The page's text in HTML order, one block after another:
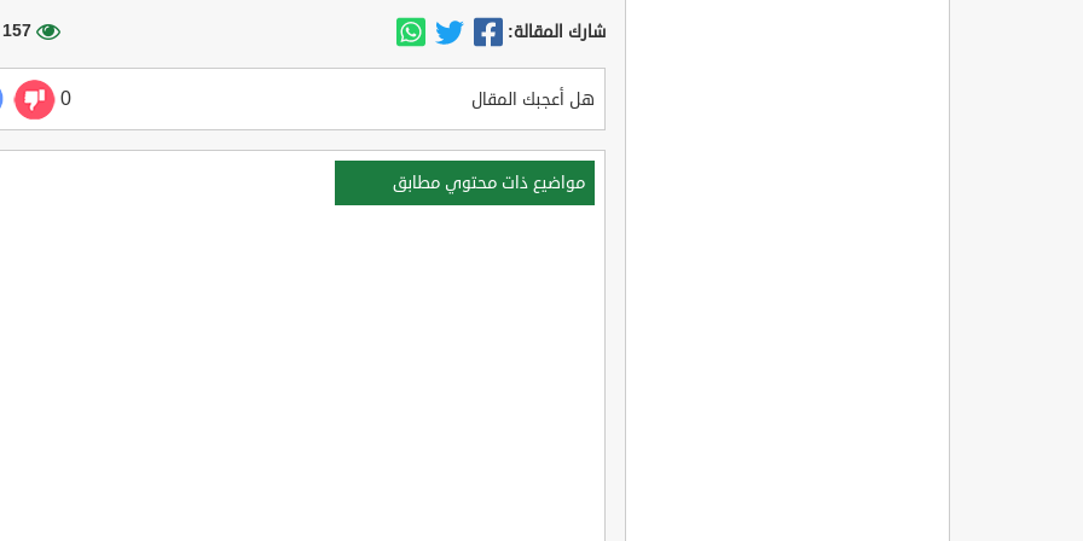
شارك المقالة: 157 مشاهدة
هل أعجبك المقال 0
مواضيع ذات محتوي مطابق